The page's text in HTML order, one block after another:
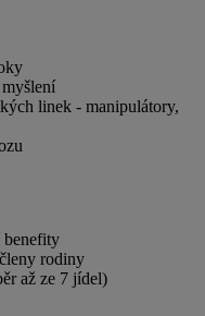
myšlení
linek - manipulátory,
benefity
rodiny
až ze 7 jídel)